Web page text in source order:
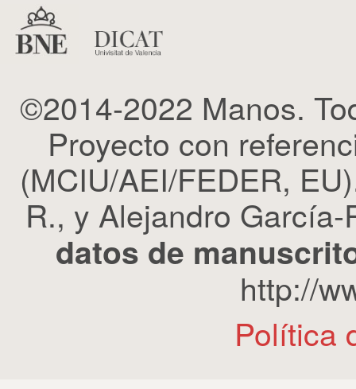
©2014-2022 Manos.
Proyecto con
(MCIU/AEI/FEDER,
R., y Alejandro
datos de
http://
Política